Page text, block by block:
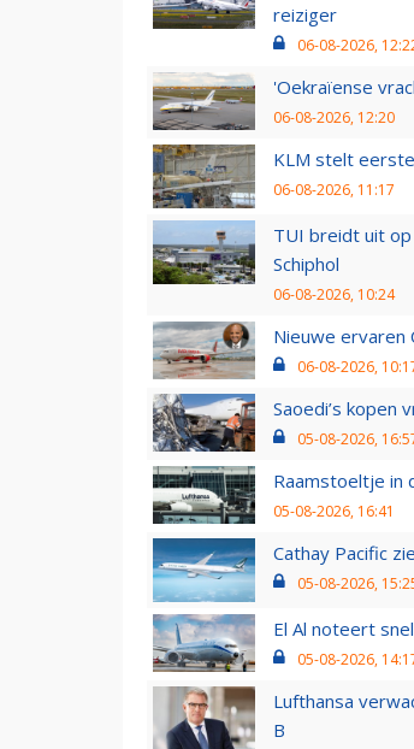
reiziger
06-08-2026,
'Oekraïense
06-08-2026, 12:20
KLM stelt
06-08-2026, 11:17
TUI breidt uit
Schiphol
06-08-2026, 10:24
Nieuwe ervaren
06-08-2026,
Saoedi’s kopen
05-08-2026,
Raamstoeltje in
05-08-2026, 16:41
Cathay Pacific
05-08-2026,
El Al noteert
05-08-2026,
Lufthansa
B